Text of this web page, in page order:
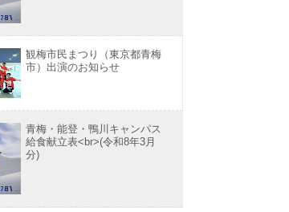
観梅市民まつり（東京都青梅
市）出演のお知らせ
青梅・能登・鴨川キャンパス
給食献立表<br>(令和8年3月
分)